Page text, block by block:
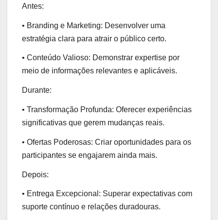
Antes:
• Branding e Marketing: Desenvolver uma
estratégia clara para atrair o público certo.
• Conteúdo Valioso: Demonstrar expertise por
meio de informações relevantes e aplicáveis.
Durante:
• Transformação Profunda: Oferecer experiências
significativas que gerem mudanças reais.
• Ofertas Poderosas: Criar oportunidades para os
participantes se engajarem ainda mais.
Depois:
• Entrega Excepcional: Superar expectativas com
suporte contínuo e relações duradouras.